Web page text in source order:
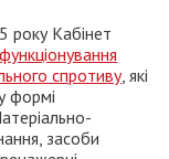
року Кабінет
спротиву, які
формі
засоби